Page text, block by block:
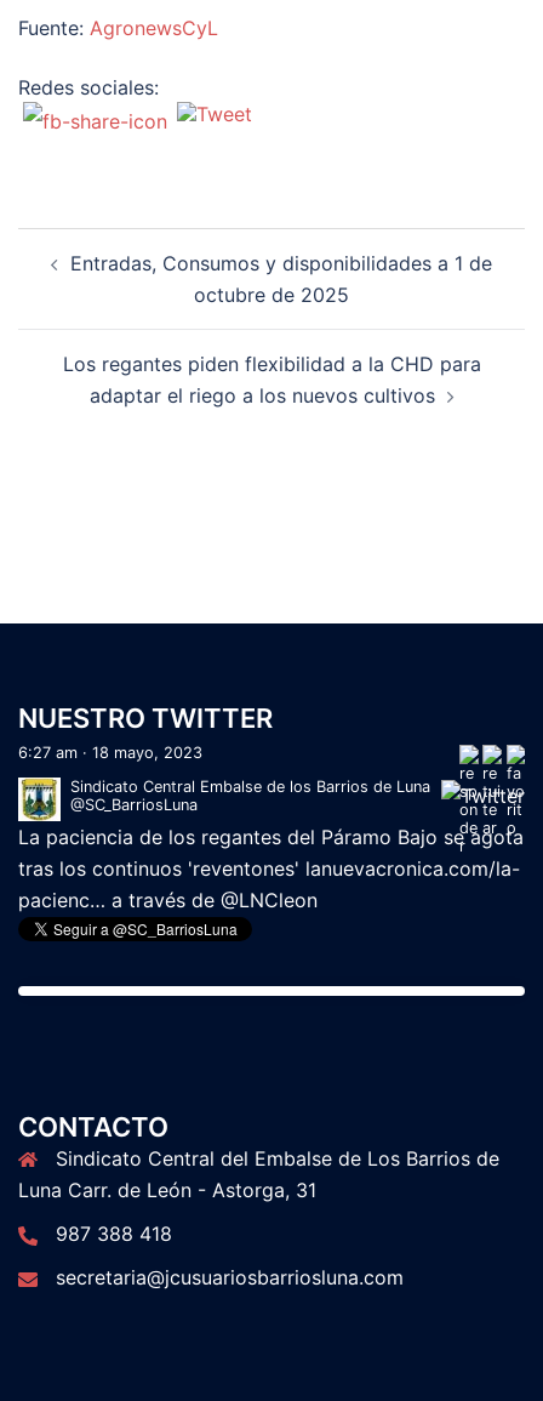
Fuente: AgronewsCyL
Redes sociales:
de
Entradas, Consumos y disponibilidades a 1 de
octubre de 2025
Los regantes piden flexibilidad a la CHD para
adaptar el riego a los nuevos cultivos
NUESTRO TWITTER
Sindicato Central Embalse de los Barrios de Luna
@SC_BarriosLuna
La paciencia de los regantes del Páramo Bajo se agota
tras los continuos 'reventones' lanuevacronica.com/la-
pacienc…
a través de @LNCleon
11:21 am · 16 mayo, 2023
CONTACTO
Sindicato Central del Embalse de Los Barrios de
Luna Carr. de León - Astorga, 31
987 388 418
secretaria@jcusuariosbarriosluna.com